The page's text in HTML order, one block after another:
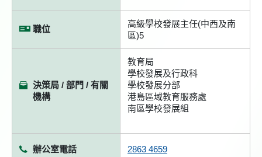
職位
高級學校發展主任(中西及南
區)5
決策局 / 部門 / 有關
機構
教育局
學校發展及行政科
學校發展分部
港島區域教育服務處
南區學校發展組
辦公室電話 2863 4659